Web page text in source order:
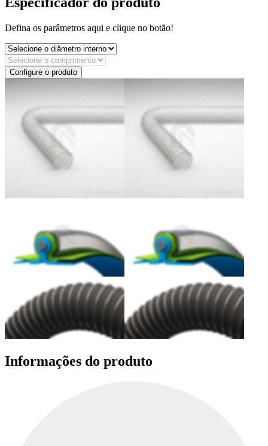
Defina os parâmetros aqui e clique no botão!
Configure o produto
Informações do produto